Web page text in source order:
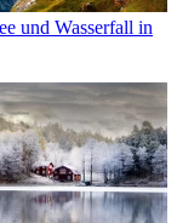
und Wasserfall in